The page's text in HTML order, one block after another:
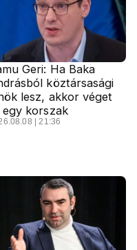
Geri: Ha Baka
köztársasági
lesz, akkor véget
egy korszak
| 21:36